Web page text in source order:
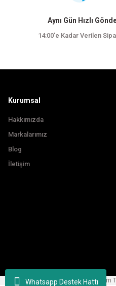
Whatsapp Destek Hattı
Ürün açıklamasında eksik bilgiler
Ürün bilgilerinde hatalar bulunuyor.
Aynı Gün Hızlı
14:00’e Kadar Verilen
Kurumsal
Hakkımızda
Markalarımız
Blog
İletişim
Copyright © 2024, korfezbisiklet.com